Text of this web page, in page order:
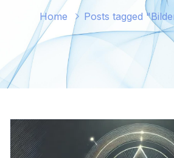
Home Posts tagged